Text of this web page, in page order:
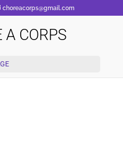
choreacorps@gmail.com
A CORPS